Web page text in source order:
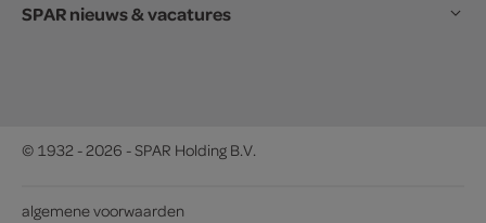
SPAR nieuws & vacatures
© 1932 - 2026 - SPAR Holding B.V.
algemene voorwaarden